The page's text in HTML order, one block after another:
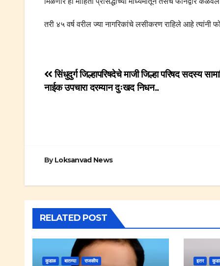
तरी ४५ वर्ष वरील ज्या नागरिकांचे लसीकरण राहिले आहे
Post
navigation
सिंधुदुर्ग जिल्हापरिषदेचे माजी जिल्हा परिषद सदस्य
नाईक उपचारा दरम्यान दुःखद निधन..
ByLoksanvad News
RELATED POST
कुडाळ बातम्या राजकीय इतर